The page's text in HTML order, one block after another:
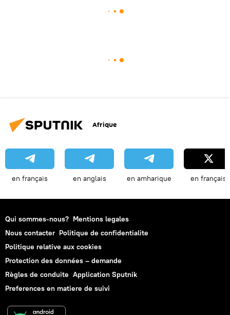
Afrique
en français en anglais en amharique en français
Qui sommes-nous? Mentions legales
Nous contacter Politique de confidentialite
Politique relative aux cookies
Protection des données – demande
Règles de conduite Application Sputnik
Preferences en matiere de suivi